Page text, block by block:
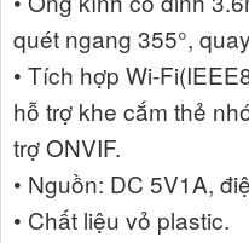
quét ngang 355°,
• Tích hợp Wi-
hỗ trợ khe cắm thẻ
trợ ONVIF.
• Nguồn: DC 5V1A,
• Chất liệu vỏ plastic.